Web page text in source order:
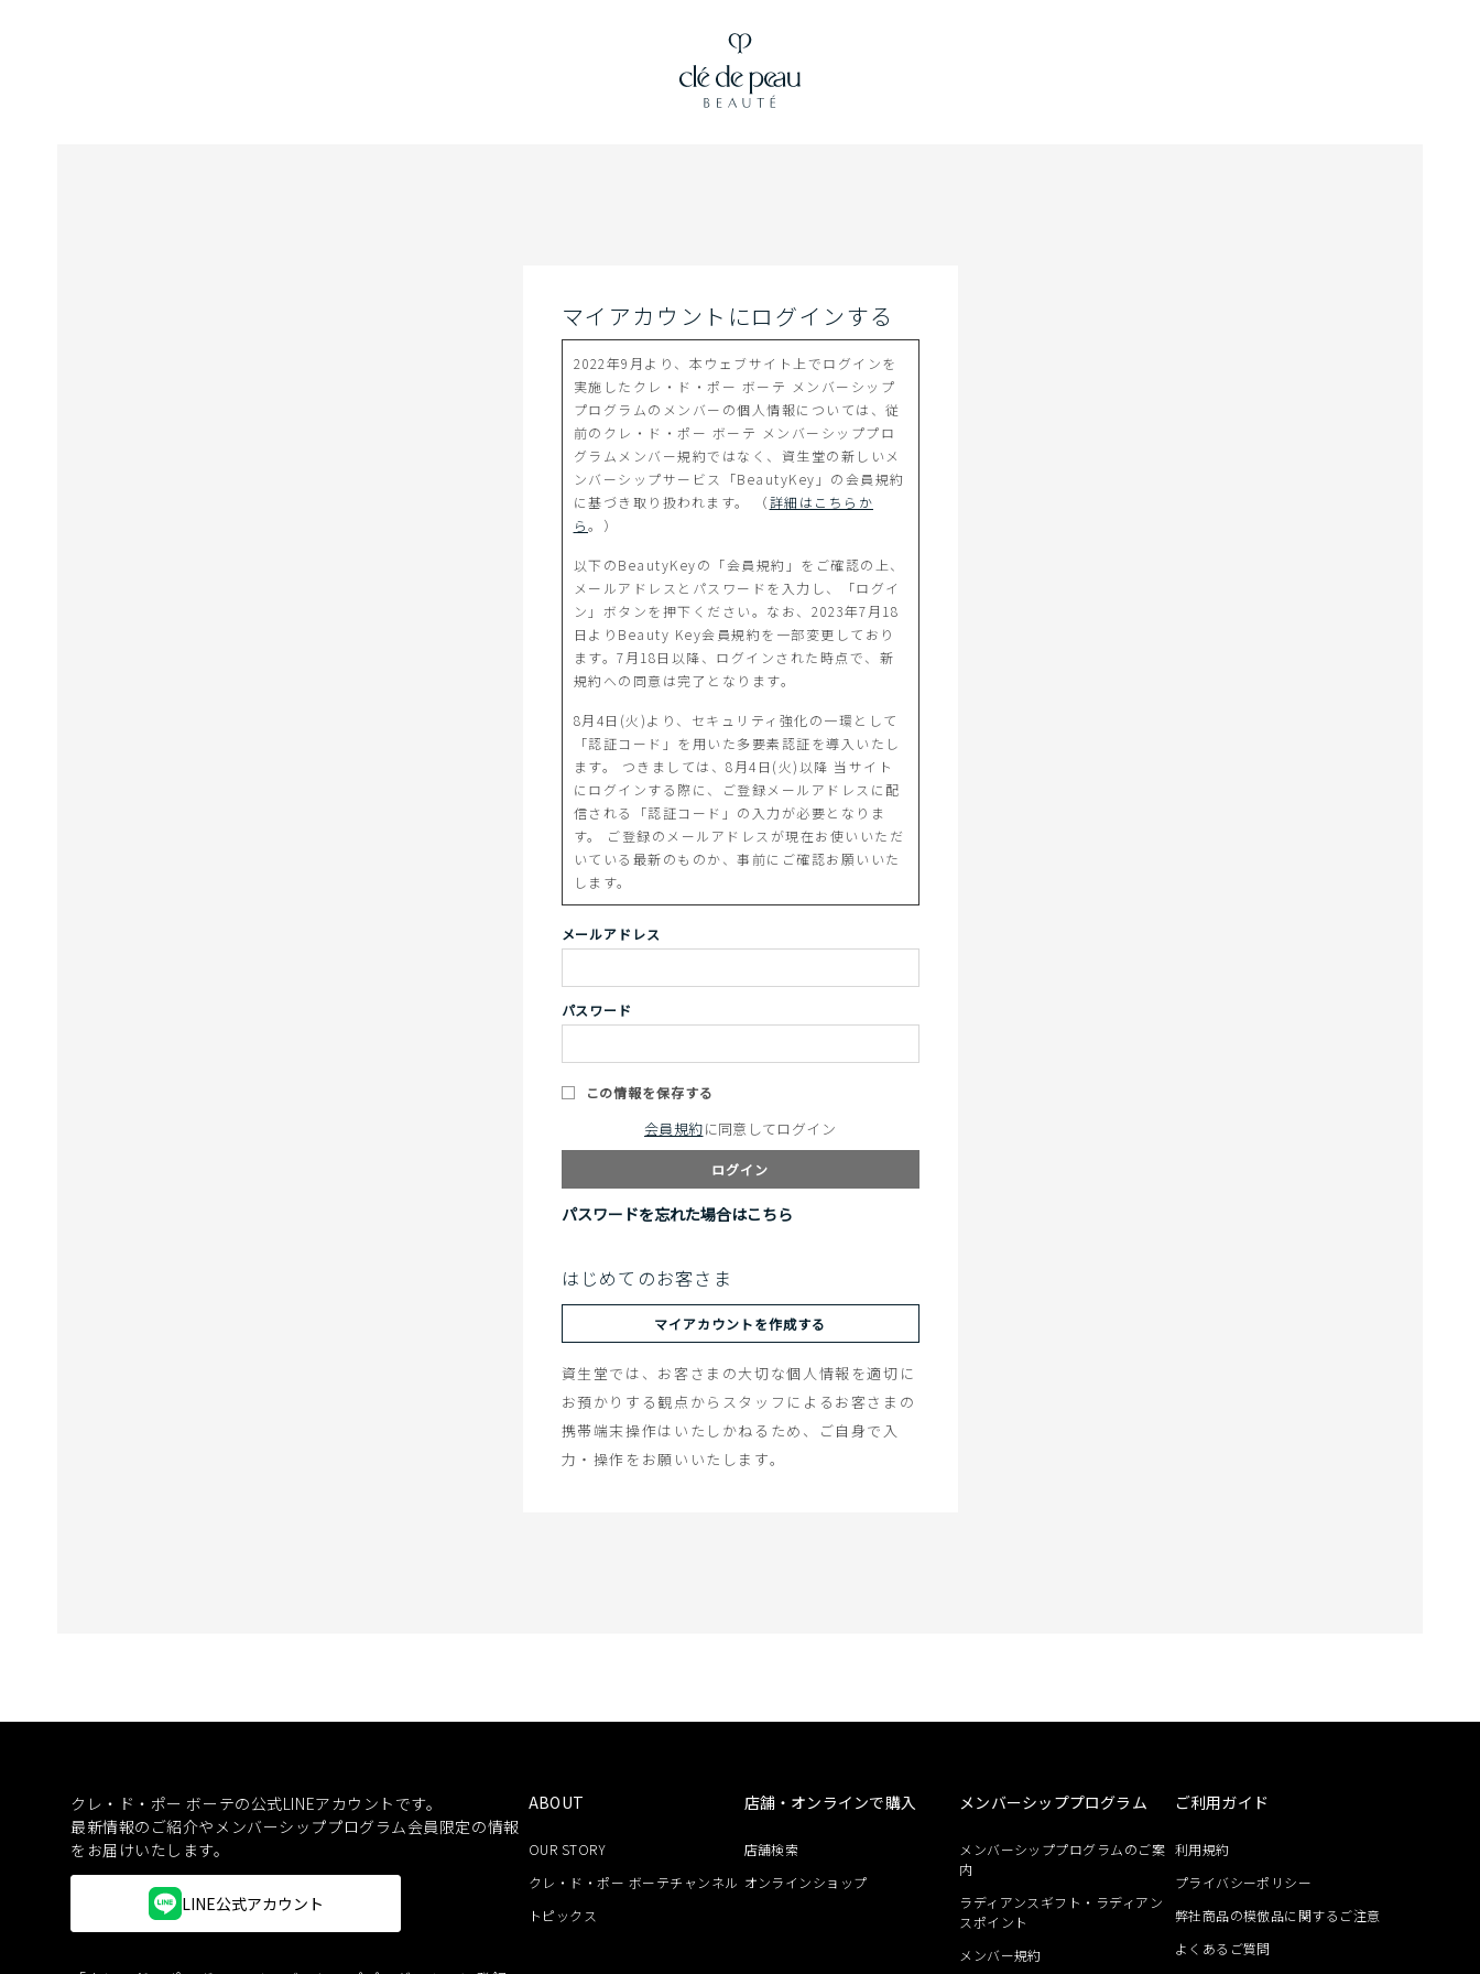
マイアカウントにログインする
2022年9月より、本ウェブサイト上でログインを
実施したクレ・ド・ポー ボーテ メンバーシップ
プログラムのメンバーの個人情報については、従
前のクレ・ド・ポー ボーテ メンバーシッププロ
グラムメンバー規約ではなく、資生堂の新しいメ
ンバーシップサービス「BeautyKey」の会員規約
に基づき取り扱われます。 （詳細はこちらか
ら。）
以下のBeautyKeyの「会員規約」をご確認の上、
メールアドレスとパスワードを入力し、「ログイ
ン」ボタンを押下ください。なお、2023年7月18
日よりBeauty Key会員規約を一部変更しており
ます。7月18日以降、ログインされた時点で、新
規約への同意は完了となります。
8月4日(火)より、セキュリティ強化の一環として
「認証コード」を用いた多要素認証を導入いたし
ます。 つきましては、8月4日(火)以降 当サイト
にログインする際に、ご登録メールアドレスに配
信される「認証コード」の入力が必要となりま
す。 ご登録のメールアドレスが現在お使いいただ
いている最新のものか、事前にご確認お願いいた
します。
メールアドレス
パスワード
この情報を保存する
会員規約に同意してログイン
ログイン
パスワードを忘れた場合はこちら
はじめてのお客さま
マイアカウントを作成する
資生堂では、お客さまの大切な個人情報を適切に
お預かりする観点からスタッフによるお客さまの
携帯端末操作はいたしかねるため、ご自身で入
力・操作をお願いいたします。
クレ・ド・ポー ボーテの公式LINEアカウントです。
最新情報のご紹介やメンバーシッププログラム会員限定の情報
をお届けいたします。
LINE公式アカウント
ABOUT
OUR STORY
クレ・ド・ポー ボーテチャンネル
トピックス
店舗・オンラインで購入
店舗検索
オンラインショップ
メンバーシッププログラム
メンバーシッププログラムのご案
内
ラディアンスギフト・ラディアン
スポイント
メンバー規約
ご利用ガイド
利用規約
プライバシーポリシー
弊社商品の模倣品に関するご注意
よくあるご質問